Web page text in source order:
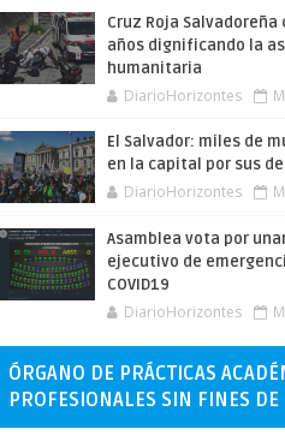
Cruz Roja Salvadoreña
años dignificando la
humanitaria
DiarioHorizontes
El Salvador: miles de
en la capital por sus
DiarioHorizontes
Asamblea vota por
ejecutivo de
COVID19
DiarioHorizontes
ÓRGANO DE PRÁCTICAS
PROFESIONALES SIN FINES DE